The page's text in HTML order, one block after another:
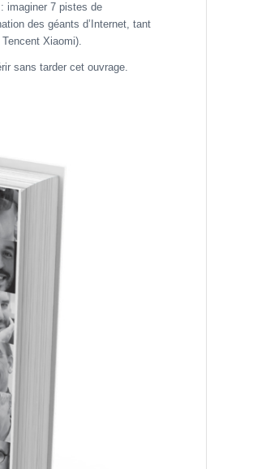
imaginer 7 pistes de
des géants d’Internet, tant
Xiaomi).
sans tarder cet ouvrage.